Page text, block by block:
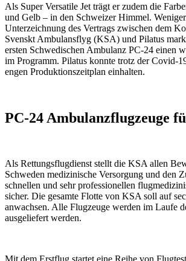
Als Super Versatile Jet trägt er zudem die
und Gelb – in den Schweizer Himmel.
Unterzeichnung des Vertrags zwischen dem
Svenskt Ambulansflyg (KSA) und Pilatus
ersten Schwedischen Ambulanz PC-24 einen
im Programm. Pilatus konnte trotz der Covid-
engen Produktionszeitplan einhalten.
PC-24 Ambulanzflugzeuge
Als Rettungsflugdienst stellt die KSA allen
Schweden medizinische Versorgung und den
schnellen und sehr professionellen
sicher. Die gesamte Flotte von KSA soll auf
anwachsen. Alle Flugzeuge werden im Laufe
ausgeliefert werden.